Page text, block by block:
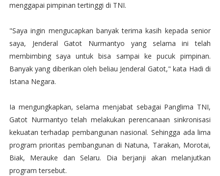
menggapai pimpinan tertinggi di TNI.
"Saya ingin mengucapkan banyak terima kasih kepada senior
saya, Jenderal Gatot Nurmantyo yang selama ini telah
membimbing saya untuk bisa sampai ke pucuk pimpinan.
Banyak yang diberikan oleh beliau Jenderal Gatot," kata Hadi di
Istana Negara.
Ia mengungkapkan, selama menjabat sebagai Panglima TNI,
Gatot Nurmantyo telah melakukan perencanaan sinkronisasi
kekuatan terhadap pembangunan nasional. Sehingga ada lima
program prioritas pembangunan di Natuna, Tarakan, Morotai,
Biak, Merauke dan Selaru. Dia berjanji akan melanjutkan
program tersebut.